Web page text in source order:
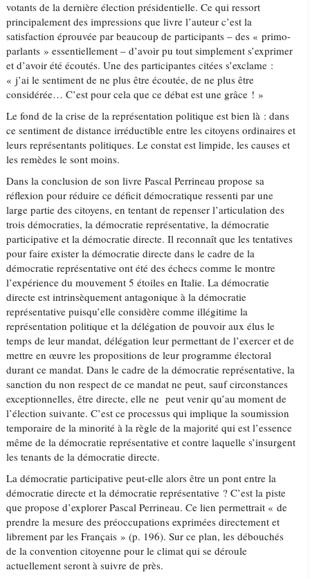
votants de la dernière élection présidentielle. Ce qui ressort
principalement des impressions que livre l’auteur c’est la
satisfaction éprouvée par beaucoup de participants – des « primo-
parlants » essentiellement – d’avoir pu tout simplement s’exprimer
et d’avoir été écoutés. Une des participantes citées s’exclame :
« j’ai le sentiment de ne plus être écoutée, de ne plus être
considérée… C’est pour cela que ce débat est une grâce ! »
Le fond de la crise de la représentation politique est bien là : dans
ce sentiment de distance irréductible entre les citoyens ordinaires et
leurs représentants politiques. Le constat est limpide, les causes et
les remèdes le sont moins.
Dans la conclusion de son livre Pascal Perrineau propose sa
réflexion pour réduire ce déficit démocratique ressenti par une
large partie des citoyens, en tentant de repenser l’articulation des
trois démocraties, la démocratie représentative, la démocratie
participative et la démocratie directe. Il reconnaît que les tentatives
pour faire exister la démocratie directe dans le cadre de la
démocratie représentative ont été des échecs comme le montre
l’expérience du mouvement 5 étoiles en Italie. La démocratie
directe est intrinsèquement antagonique à la démocratie
représentative puisqu’elle considère comme illégitime la
représentation politique et la délégation de pouvoir aux élus le
temps de leur mandat, délégation leur permettant de l’exercer et de
mettre en œuvre les propositions de leur programme électoral
durant ce mandat. Dans le cadre de la démocratie représentative, la
sanction du non respect de ce mandat ne peut, sauf circonstances
exceptionnelles, être directe, elle ne peut venir qu’au moment de
l’élection suivante. C’est ce processus qui implique la soumission
temporaire de la minorité à la règle de la majorité qui est l’essence
même de la démocratie représentative et contre laquelle s’insurgent
les tenants de la démocratie directe.
La démocratie participative peut-elle alors être un pont entre la
démocratie directe et la démocratie représentative ? C’est la piste
que propose d’explorer Pascal Perrineau. Ce lien permettrait « de
prendre la mesure des préoccupations exprimées directement et
librement par les Français » (p. 196). Sur ce plan, les débouchés
de la convention citoyenne pour le climat qui se déroule
actuellement seront à suivre de près.